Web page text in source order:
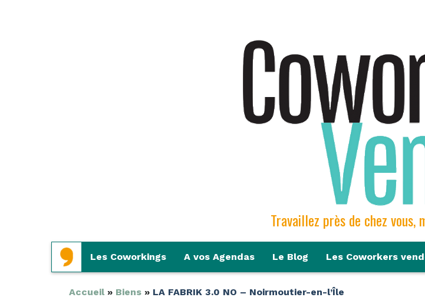
Travaillez près de chez vous,
au
contenu
principal
au
contenu
secondaire
Les Coworkings A vos Agendas Le Blog Les Coworkers
Accueil» Biens » LA FABRIK 3.0 NO – Noirmoutier-en-l’Île